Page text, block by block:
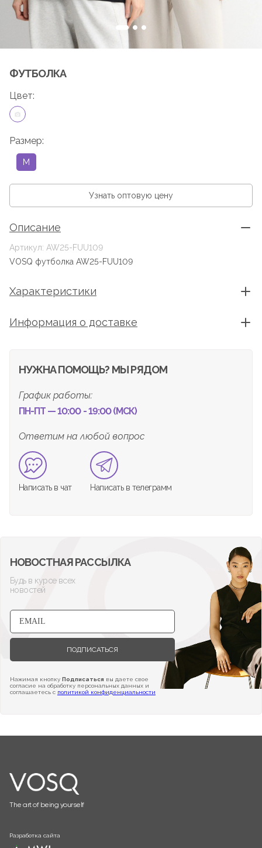
ФУТБОЛКА
Цвет:
Размер:
M
Узнать оптовую цену
Описание
Артикул: AW25-FUU109
VOSQ футболка AW25-FUU109
Характеристики
Информация о доставке
НУЖНА ПОМОЩЬ? МЫ РЯДОМ
График работы:
ПН-ПТ — 10:00 - 19:00 (МСК)
Ответим на любой вопрос
Написать в чат Написать в телеграмм
НОВОСТНАЯ РАССЫЛКА
Будь в курсе всех
новостей
ПОДПИСАТЬСЯ
Нажимая кнопку Подписаться вы даете свое
согласие на обработку персональных данных и
соглашаетесь с политикой конфиденциальности
The art of being yourself
Разработка сайта